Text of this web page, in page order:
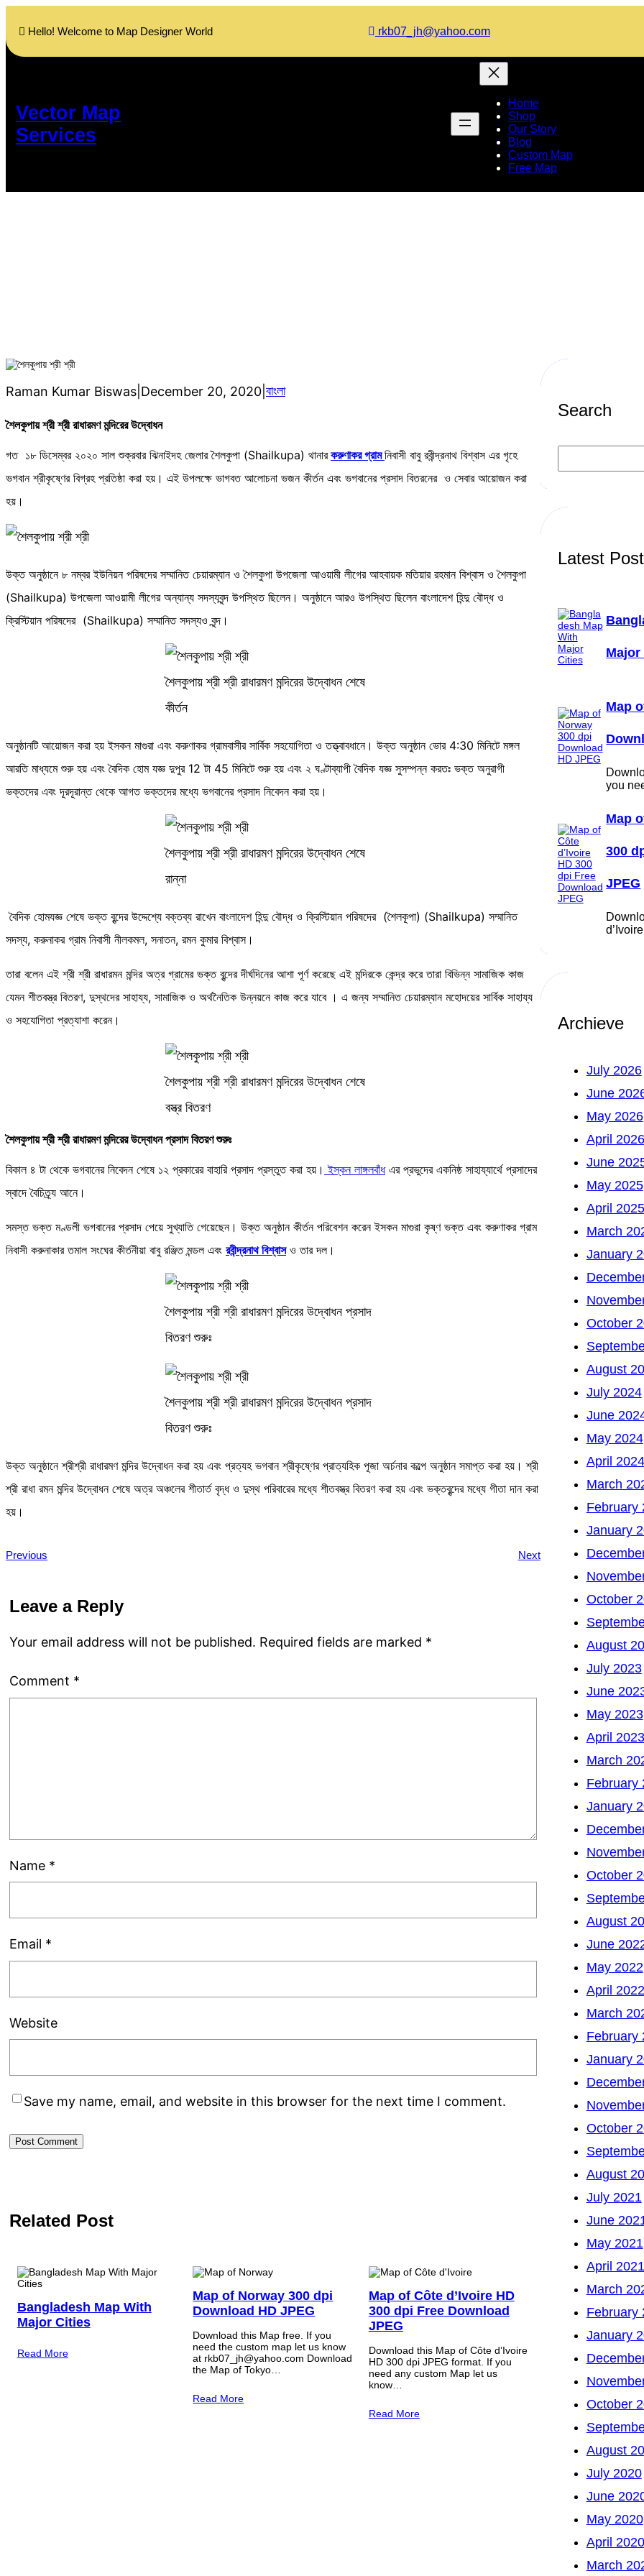
contentHello! Welcome to Map Designer World rkb07_jh@yahoo.com
Vector Map
Services
Home
Shop
Our Story
Blog
Custom Map
Free Map
Raman Kumar Biswas December 20, 2020 বাংলা
শৈলকুপায় শ্রী শ্রী রাধারমণ মন্দিরের উদ্বোধন
গত ১৮ ডিসেম্বর ২০২০ সাল শুক্রবার ঝিনাইদহ জেলার শৈলকুপা (Shailkupa) থানার করুণাকর গ্রামনিবাসী বাবু রবীন্দ্রনাথ বিশ্বাস এর গৃহে
ভগবান শ্রীকৃষ্ণের বিগ্রহ প্রতিষ্ঠা করা হয়। এই উপলক্ষে ভাগবত আলোচনা ভজন কীর্তন এবং ভগবানের প্রসাদ বিতরনের ও সেবার আয়োজন করা
হয়।
উক্ত অনুষ্ঠানে ৮ নম্বর ইউনিয়ন পরিষদের সম্মানিত চেয়ারম্যান ও শৈলকুপা উপজেলা আওয়ামী লীগের আহবায়ক মতিয়ার রহমান বিশ্বাস ও শৈলকুপা
(Shailkupa) উপজেলা আওয়ামী লীগের অন্যান্য সদস্যবৃন্দ উপস্থিত ছিলেন। অনুষ্ঠানে আরও উপস্থিত ছিলেন বাংলাদেশ হিন্দু বৌদ্ধ ও
ক্রিস্টিয়ান পরিষদের (Shailkupa) সম্মানিত সদস্যও বৃন্দ।
শৈলকুপায় শ্রী শ্রী রাধারমণ মন্দিরের উদ্বোধন শেষে
কীর্তন
অনুষ্ঠানটি আয়োজন করা হয় ইসকন মাগুরা এবং করুণাকর গ্রামবাসীর সার্বিক সহযোগিতা ও তত্ত্বাবধানে। উক্ত অনুষ্ঠান ভোর 4:30 মিনিটে মঙ্গল
আরতি মাধ্যমে শুরু হয় এবং বৈদিক হোম যজ্ঞ দুপুর 12 টা 45 মিনিটে শুরু হয় এবং ২ ঘণ্টাব্যাপী বৈদিক যজ্ঞ সুসম্পন্ন করতঃ ভক্ত অনুরাগী
ভক্তদের এবং দূরদূরান্ত থেকে আগত ভক্তদের মধ্যে ভগবানের প্রসাদ নিবেদন করা হয়।
শৈলকুপায় শ্রী শ্রী রাধারমণ মন্দিরের উদ্বোধন শেষে
রান্না
বৈদিক হোমযজ্ঞ শেষে ভক্ত বৃন্দের উদ্দেশ্যে বক্তব্য রাখেন বাংলাদেশ হিন্দু বৌদ্ধ ও ক্রিস্টিয়ান পরিষদের (শৈলকূপা) (Shailkupa) সম্মানিত
সদস্য, করুনাকর গ্রাম নিবাসী নীলকমল, সনাতন, রমন কুমার বিশ্বাস।
তারা বলেন এই শ্রী শ্রী রাধারমন মন্দির অত্র গ্রামের ভক্ত বৃন্দের দীর্ঘদিনের আশা পূর্ণ করেছে এই মন্দিরকে কেন্দ্র করে তারা বিভিন্ন সামাজিক কাজ
যেমন শীতবস্ত্র বিতরণ, দুস্থদের সাহায্য, সামাজিক ও অর্থনৈতিক উন্নয়নে কাজ করে যাবে । এ জন্য সম্মানিত চেয়ারম্যান মহোদয়ের সার্বিক সাহায্য
ও সহযোগিতা প্রত্যাশা করেন।
শৈলকুপায় শ্রী শ্রী রাধারমণ মন্দিরের উদ্বোধন শেষে
বস্ত্র বিতরণ
শৈলকুপায় শ্রী শ্রী রাধারমণ মন্দিরের উদ্বোধন প্রসাদ বিতরণ শুরুঃ
বিকাল ৪ টা থেকে ভগবানের নিবেদন শেষে ১২ প্রকারের বাহারি প্রসাদ প্রস্তুত করা হয়। ইস্কন লাঙ্গলবাঁধএর প্রভুদের একনিষ্ঠ সাহায্যার্থে প্রসাদের
স্বাদে বৈচিত্র্য আনে।
সমস্ত ভক্ত মণ্ডলী ভগবানের প্রসাদ পেয়ে সুখ্যাতি গেয়েছেন। উক্ত অনুষ্ঠান কীর্তন পরিবেশন করেন ইসকন মাগুরা কৃষ্ণ ভক্ত এবং করুণাকর গ্রাম
নিবাসী করুনাকার তমাল সংঘের কীর্তনীয়া বাবু রঞ্জিত মন্ডল এবং রবীন্দ্রনাথ বিশ্বাসও তার দল।
শৈলকুপায় শ্রী শ্রী রাধারমণ মন্দিরের উদ্বোধন প্রসাদ
বিতরণ শুরুঃ
শৈলকুপায় শ্রী শ্রী রাধারমণ মন্দিরের উদ্বোধন প্রসাদ
বিতরণ শুরুঃ
উক্ত অনুষ্ঠানে শ্রীশ্রী রাধারমণ মন্দির উদ্বোধন করা হয় এবং প্রত্যহ ভগবান শ্রীকৃষ্ণের প্রাত্যহিক পূজা অর্চনার কল্পে অনুষ্ঠান সমাপ্ত করা হয়। শ্রী
শ্রী রাধা রমন মন্দির উদ্বোধন শেষে অত্র অঞ্চলের শীতার্ত বৃদ্ধ ও দুস্থ পরিবারের মধ্যে শীতবস্ত্র বিতরণ করা হয় এবং ভক্তবৃন্দের মধ্যে গীতা দান করা
হয়।
Previous Next
Leave a Reply
Your email address will not be published. Required fields are marked *
Comment *
Name *
Email *
Website
Save my name, email, and website in this browser for the next time I comment.
Related Post
Bangladesh Map With
Major Cities
Read More
Map of Norway 300 dpi
Download HD JPEG
Download this Map free. If you
need the custom map let us know
at rkb07_jh@yahoo.com Download
the Map of Tokyo…
Read More
Map of Côte d’Ivoire HD
300 dpi Free Download
JPEG
Download this Map of Côte d’Ivoire
HD 300 dpi JPEG format. If you
need any custom Map let us
know…
Read More
Search
a
h
Latest
Map
you
Map
300
JPEG
Archieve
July 2026
June
May 2026
April 2026
June
May 2025
April 2025
March
January
October
August
July 2024
June
May 2024
April 2024
March
February
January
October
August
July 2023
June
May 2023
April 2023
March
February
January
October
August
June
May 2022
April 2022
March
February
January
October
August
July 2021
June
May 2021
April 2021
March
February
January
October
August
July 2020
June
May 2020
April 2020
March